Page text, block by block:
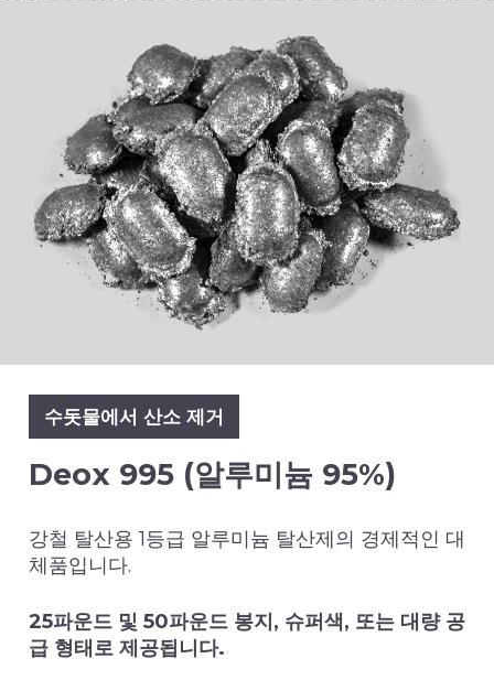
수돗물에서 산소 제거
Deox 995 (알루미늄 95%)
강철 탈산용 1등급 알루미늄 탈산제의 경제적인 대
체품입니다.
25파운드 및 50파운드 봉지, 슈퍼색, 또는 대량 공
급 형태로 제공됩니다.